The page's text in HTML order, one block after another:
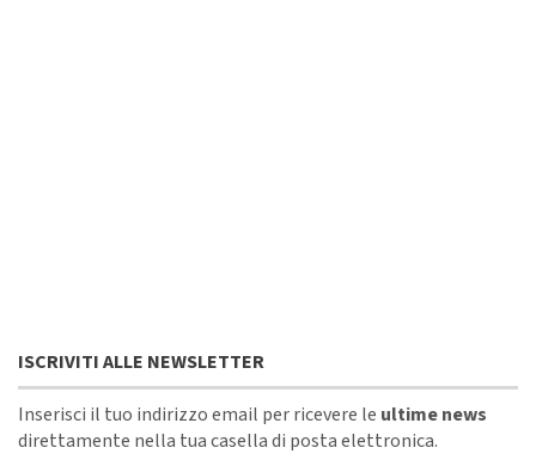
ISCRIVITI ALLE NEWSLETTER
Inserisci il tuo indirizzo email per ricevere le ultime news
direttamente nella tua casella di posta elettronica.